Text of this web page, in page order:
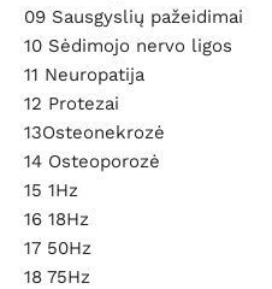
09 Sausgyslių pažeidimai
10 Sėdimojo nervo ligos
11 Neuropatija
12 Protezai
13Osteonekrozė
14 Osteoporozė
15 1Hz
16 18Hz
17 50Hz
18 75Hz